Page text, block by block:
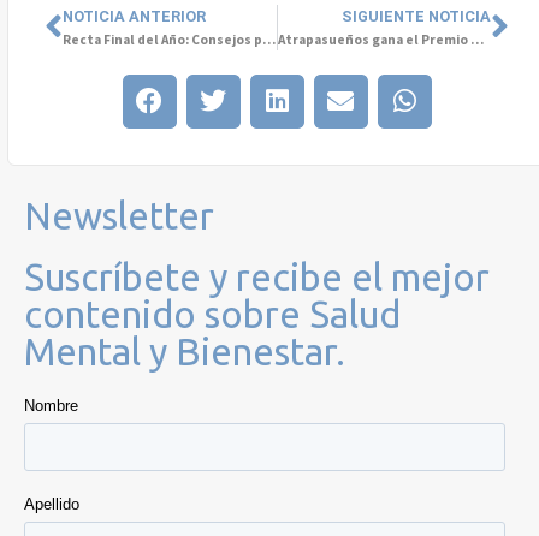
NOTICIA ANTERIOR
Recta Final del Año: Consejos para Terminar el 2024 con Bienestar
SIGUIENTE NOTICIA
Atrapasueños gana el Premio Humanizando la Salud 2024
Newsletter
Suscríbete y recibe el mejor
contenido sobre Salud
Mental y Bienestar.